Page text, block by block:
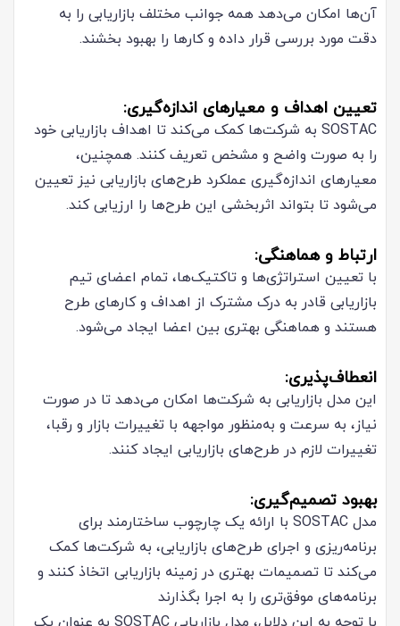
آن‌ها امکان می‌دهد همه جوانب مختلف بازاریابی را به
دقت مورد بررسی قرار داده و کارها را بهبود بخشند.
تعیین اهداف و معیارهای اندازه‌گیری:
SOSTAC به شرکت‌ها کمک می‌کند تا اهداف بازاریابی خود
را به صورت واضح و مشخص تعریف کنند. همچنین،
معیارهای اندازه‌گیری عملکرد طرح‌های بازاریابی نیز تعیین
می‌شود تا بتواند اثربخشی این طرح‌ها را ارزیابی کند.
ارتباط و هماهنگی:
با تعیین استراتژی‌ها و تاکتیک‌ها، تمام اعضای تیم
بازاریابی قادر به درک مشترک از اهداف و کارهای طرح
هستند و هماهنگی بهتری بین اعضا ایجاد می‌شود.
انعطاف‌پذیری:
این مدل بازاریابی به شرکت‌ها امکان می‌دهد تا در صورت
نیاز، به سرعت و به‌منظور مواجهه با تغییرات بازار و رقبا،
تغییرات لازم در طرح‌های بازاریابی ایجاد کنند.
بهبود تصمیم‌گیری:
مدل SOSTAC با ارائه یک چارچوب ساختارمند برای
برنامه‌ریزی و اجرای طرح‌های بازاریابی، به شرکت‌ها کمک
می‌کند تا تصمیمات بهتری در زمینه بازاریابی اتخاذ کنند و
برنامه‌های موفق‌تری را به اجرا بگذارند